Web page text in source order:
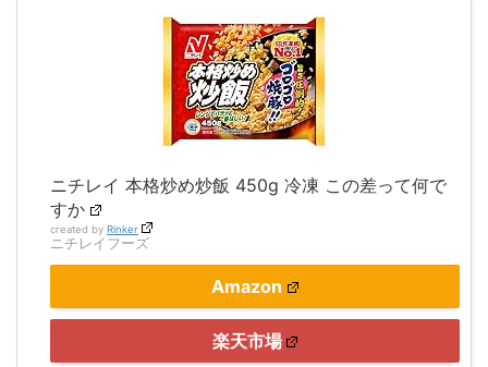
ニチレイ 本格炒め炒飯 450g 冷凍 この差って何で
すか
created by Rinker
ニチレイフーズ
Amazon
楽天市場